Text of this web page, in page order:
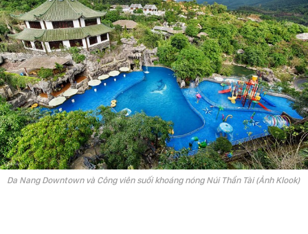
Da Nang Downtown và Công viên suối khoáng nóng Núi Thần Tài (Ảnh Klook)